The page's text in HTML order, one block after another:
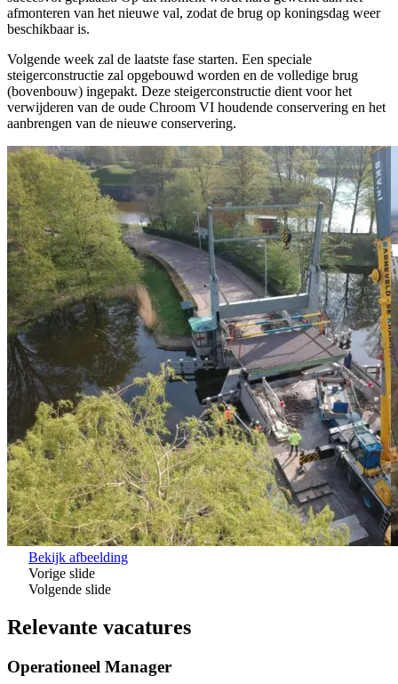
afmonteren van het nieuwe val, zodat de brug op koningsdag weer
beschikbaar is.
Volgende week zal de laatste fase starten. Een speciale
steigerconstructie zal opgebouwd worden en de volledige brug
(bovenbouw) ingepakt. Deze steigerconstructie dient voor het
verwijderen van de oude Chroom VI houdende conservering en het
aanbrengen van de nieuwe conservering.
Bekijk afbeelding
Vorige slide
Volgende slide
Relevante vacatures
Operationeel Manager